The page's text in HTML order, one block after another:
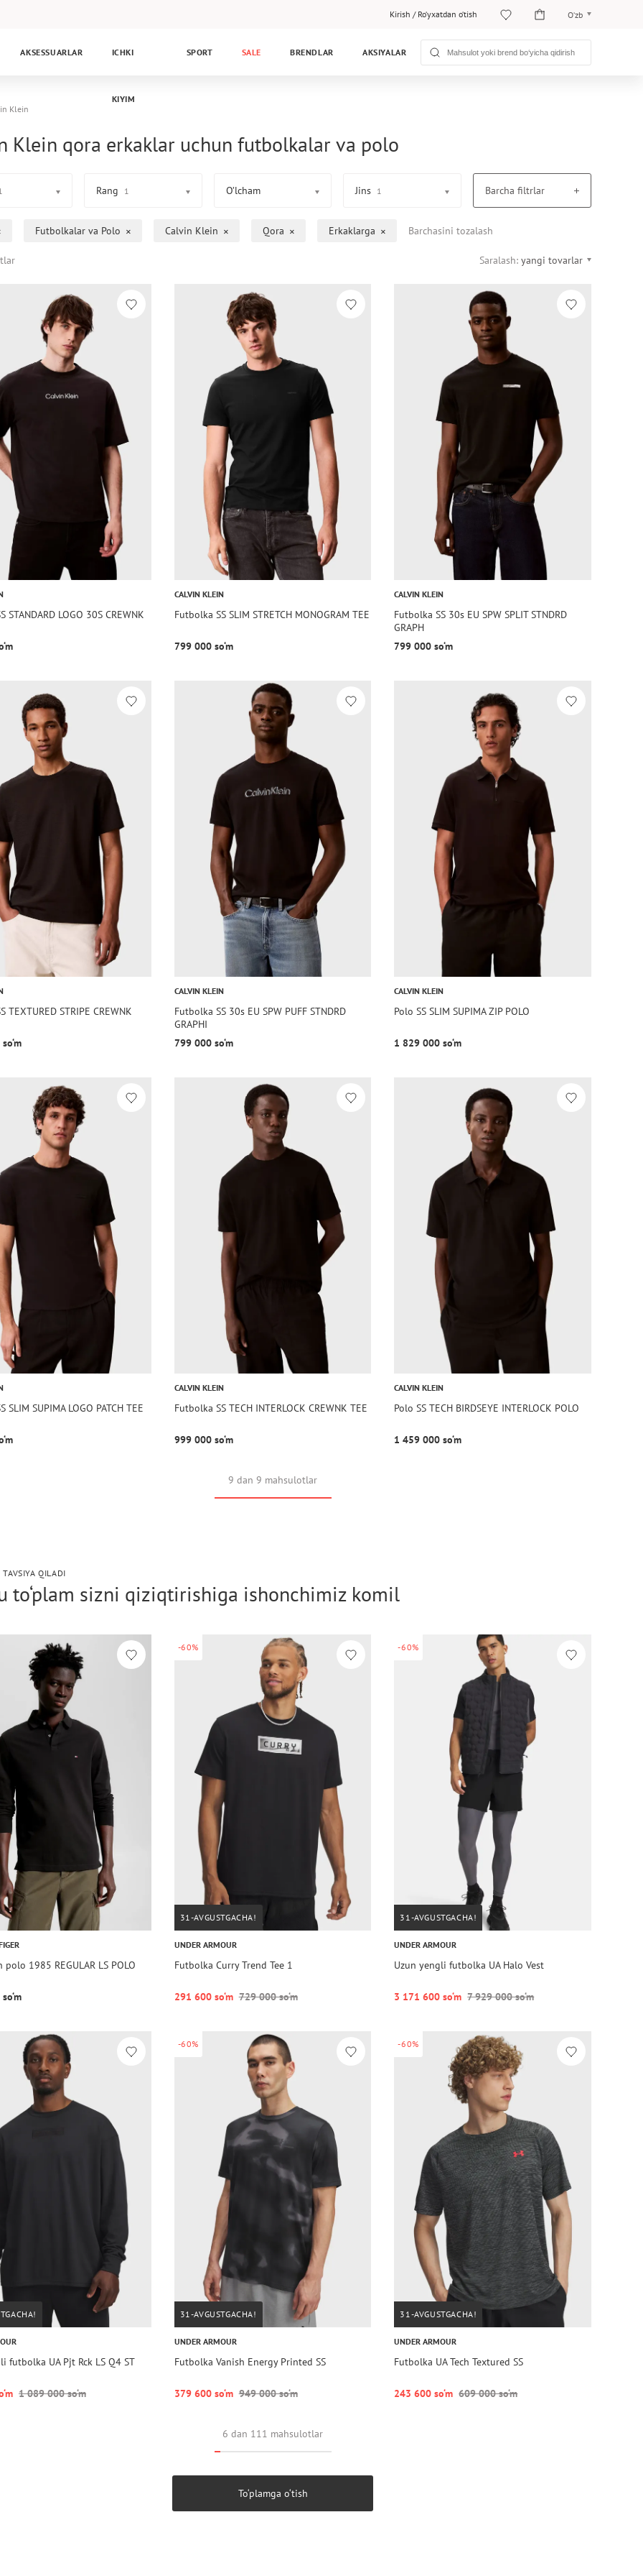
Kirish / Ro‘yxatdan o‘tish O‘zb
Рус
AKSESSUARLAR ICHKI
KIYIM
SPORT SALE BRENDLAR AKSIYALAR
Klein
Klein qora erkaklar uchun futbolkalar va polo
Rang 1 O’lcham Jins 1 Barcha filtrlar
Futbolkalar va Polo Calvin Klein Qora Erkaklarga Barchasini tozalash
Saralash: yangi tovarlar
STANDARD LOGO 30S CREWNK
CALVIN KLEIN
Futbolka SS SLIM STRETCH MONOGRAM TEE
799 000 so‘m
CALVIN KLEIN
Futbolka SS 30s EU SPW SPLIT STNDRD
GRAPH
799 000 so‘m
TEXTURED STRIPE CREWNK
CALVIN KLEIN
Futbolka SS 30s EU SPW PUFF STNDRD
GRAPHI
799 000 so‘m
CALVIN KLEIN
Polo SS SLIM SUPIMA ZIP POLO
1 829 000 so‘m
SLIM SUPIMA LOGO PATCH TEE
CALVIN KLEIN
Futbolka SS TECH INTERLOCK CREWNK TEE
999 000 so‘m
CALVIN KLEIN
Polo SS TECH BIRDSEYE INTERLOCK POLO
1 459 000 so‘m
9 dan 9 mahsulotlar
TAVSIYA QILADI
to‘plam sizni qiziqtirishiga ishonchimiz komil
polo 1985 REGULAR LS POLO
-60%
31-AVGUSTGACHA!
UNDER ARMOUR
Futbolka Curry Trend Tee 1
291 600 so‘m 729 000 so‘m
-60%
31-AVGUSTGACHA!
UNDER ARMOUR
Uzun yengli futbolka UA Halo Vest
3 171 600 so‘m 7 929 000 so‘m
futbolka UA Pjt Rck LS Q4 ST
1 089 000 so‘m
-60%
31-AVGUSTGACHA!
UNDER ARMOUR
Futbolka Vanish Energy Printed SS
379 600 so‘m 949 000 so‘m
-60%
31-AVGUSTGACHA!
UNDER ARMOUR
Futbolka UA Tech Textured SS
243 600 so‘m 609 000 so‘m
6 dan 111 mahsulotlar
To‘plamga o‘tish